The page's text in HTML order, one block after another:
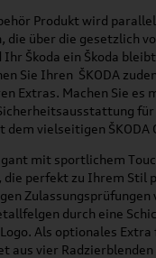
Produkt wird
über die gesetzlich
Škoda ein Škoda
Sie Ihren ŠKODA
Extras. Machen Sie
dem vielseitigen
mit sportlichem
perfekt zu Ihrem Stil
durch eine
Als optionales
aus vier